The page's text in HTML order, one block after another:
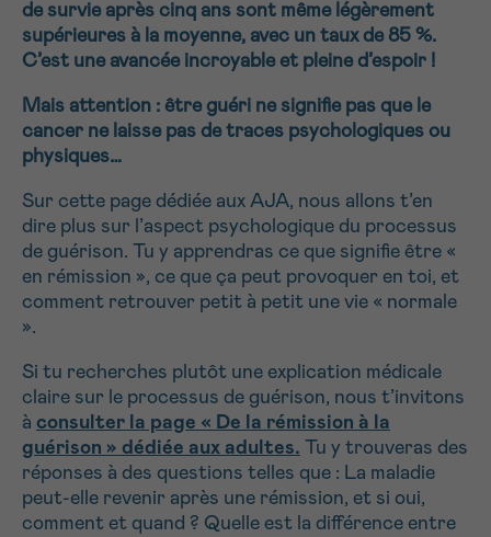
de survie après cinq ans sont même légèrement
supérieures à la moyenne, avec un taux de 85 %.
C’est une avancée incroyable et pleine d’espoir !
Mais attention : être guéri ne signifie pas que le
cancer ne laisse pas de traces psychologiques ou
physiques…
Sur cette page dédiée aux AJA, nous allons t’en
dire plus sur l’aspect psychologique du processus
de guérison. Tu y apprendras ce que signifie être «
en rémission », ce que ça peut provoquer en toi, et
comment retrouver petit à petit une vie « normale
».
Si tu recherches plutôt une explication médicale
claire sur le processus de guérison, nous t’invitons
à consulter la page « De la rémission à la
guérison » dédiée aux adultes. Tu y trouveras des
réponses à des questions telles que : La maladie
peut-elle revenir après une rémission, et si oui,
comment et quand ? Quelle est la différence entre
0800 15 801 lu-ve 9h à 18h
Via le formulaire de contact
Je souhaite être rappelé.e
En savoir plus sur Cancerinfo
NOM
PRÉNOM
E-MAIL
Je souhaite recevoir la Newsletter
J’accepte lesconditions d’utilisations
*CHAMP OBLIGATOIRE
16h-18h
Suivant